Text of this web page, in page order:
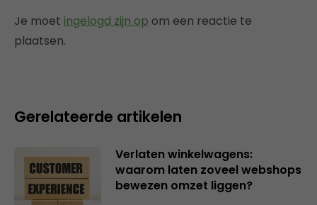
Je moet ingelogd zijn op om een reactie te
plaatsen.
Gerelateerde artikelen
Verlaten winkelwagens:
waarom laten zoveel webshops
bewezen omzet liggen?